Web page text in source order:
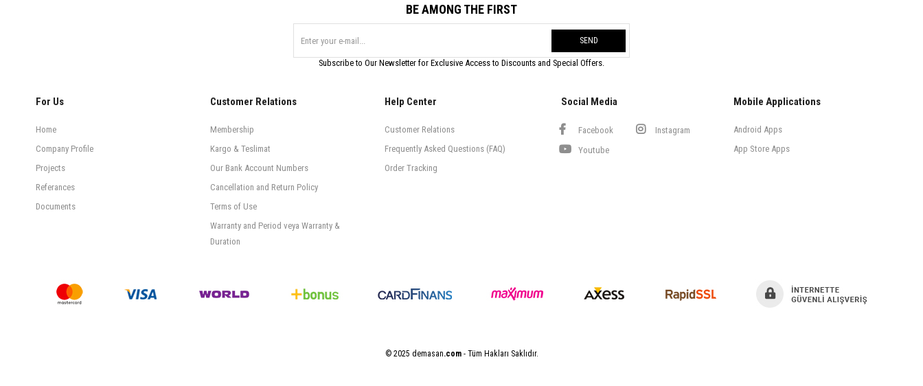
BE AMONG THE FIRST
SEND
Subscribe to Our Newsletter for Exclusive Access to Discounts and Special Offers.
For Us
Home
Company Profile
Projects
Referances
Documents
Customer Relations
Membership
Kargo & Teslimat
Our Bank Account Numbers
Cancellation and Return Policy
Terms of Use
Warranty and Period veya Warranty &
Duration
Help Center
Customer Relations
Frequently Asked Questions (FAQ)
Order Tracking
Social Media
Facebook
Instagram
Youtube
Mobile Applications
Android Apps
App Store Apps
© 2025 demasan.com- Tüm Hakları Saklıdır.